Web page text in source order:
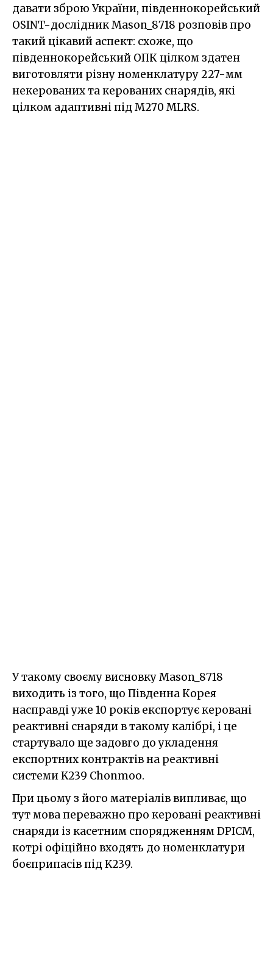
давати зброю України, південнокорейський
OSINT-дослідник Mason_8718 розповів про
такий цікавий аспект: схоже, що
південнокорейський ОПК цілком здатен
виготовляти різну номенклатуру 227-мм
некерованих та керованих снарядів, які
цілком адаптивні під M270 MLRS.
У такому своєму висновку Mason_8718
виходить із того, що Південна Корея
насправді уже 10 років експортує керовані
реактивні снаряди в такому калібрі, і це
стартувало ще задовго до укладення
експортних контрактів на реактивні
системи K239 Chonmoo.
При цьому з його матеріалів випливає, що
тут мова переважно про керовані реактивні
снаряди із касетним спорядженням DPICM,
котрі офіційно входять до номенклатури
боєприпасів під K239.